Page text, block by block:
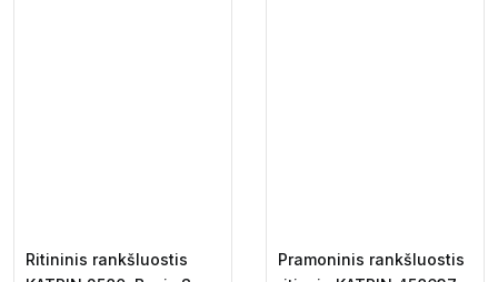
Ritininis rankšluostis
Pramoninis rankšluostis